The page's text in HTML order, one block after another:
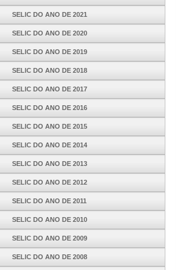
SELIC DO ANO DE 2021
SELIC DO ANO DE 2020
SELIC DO ANO DE 2019
SELIC DO ANO DE 2018
SELIC DO ANO DE 2017
SELIC DO ANO DE 2016
SELIC DO ANO DE 2015
SELIC DO ANO DE 2014
SELIC DO ANO DE 2013
SELIC DO ANO DE 2012
SELIC DO ANO DE 2011
SELIC DO ANO DE 2010
SELIC DO ANO DE 2009
SELIC DO ANO DE 2008